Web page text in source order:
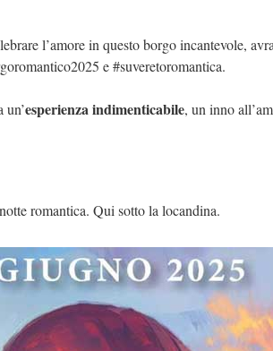
l’amore in questo borgo incantevole,
e #suveretoromantica.
un’esperienza indimenticabile, un inno
romantica. Qui sotto la locandina.